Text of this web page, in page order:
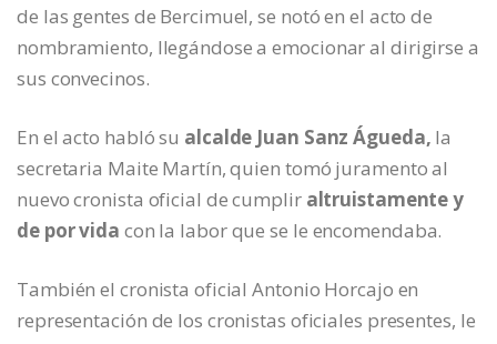
de las gentes de Bercimuel, se notó en el acto de
nombramiento, llegándose a emocionar al dirigirse a
sus convecinos.
En el acto habló su alcalde Juan Sanz Águeda, la
secretaria Maite Martín, quien tomó juramento al
nuevo cronista oficial de cumplir altruistamente y
de por vida con la labor que se le encomendaba.
También el cronista oficial Antonio Horcajo en
representación de los cronistas oficiales presentes, le